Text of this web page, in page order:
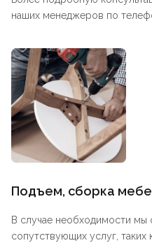
наших менеджеров по
Подъем, сборка
В случае необходимости мы
сопутствующих услуг, таких